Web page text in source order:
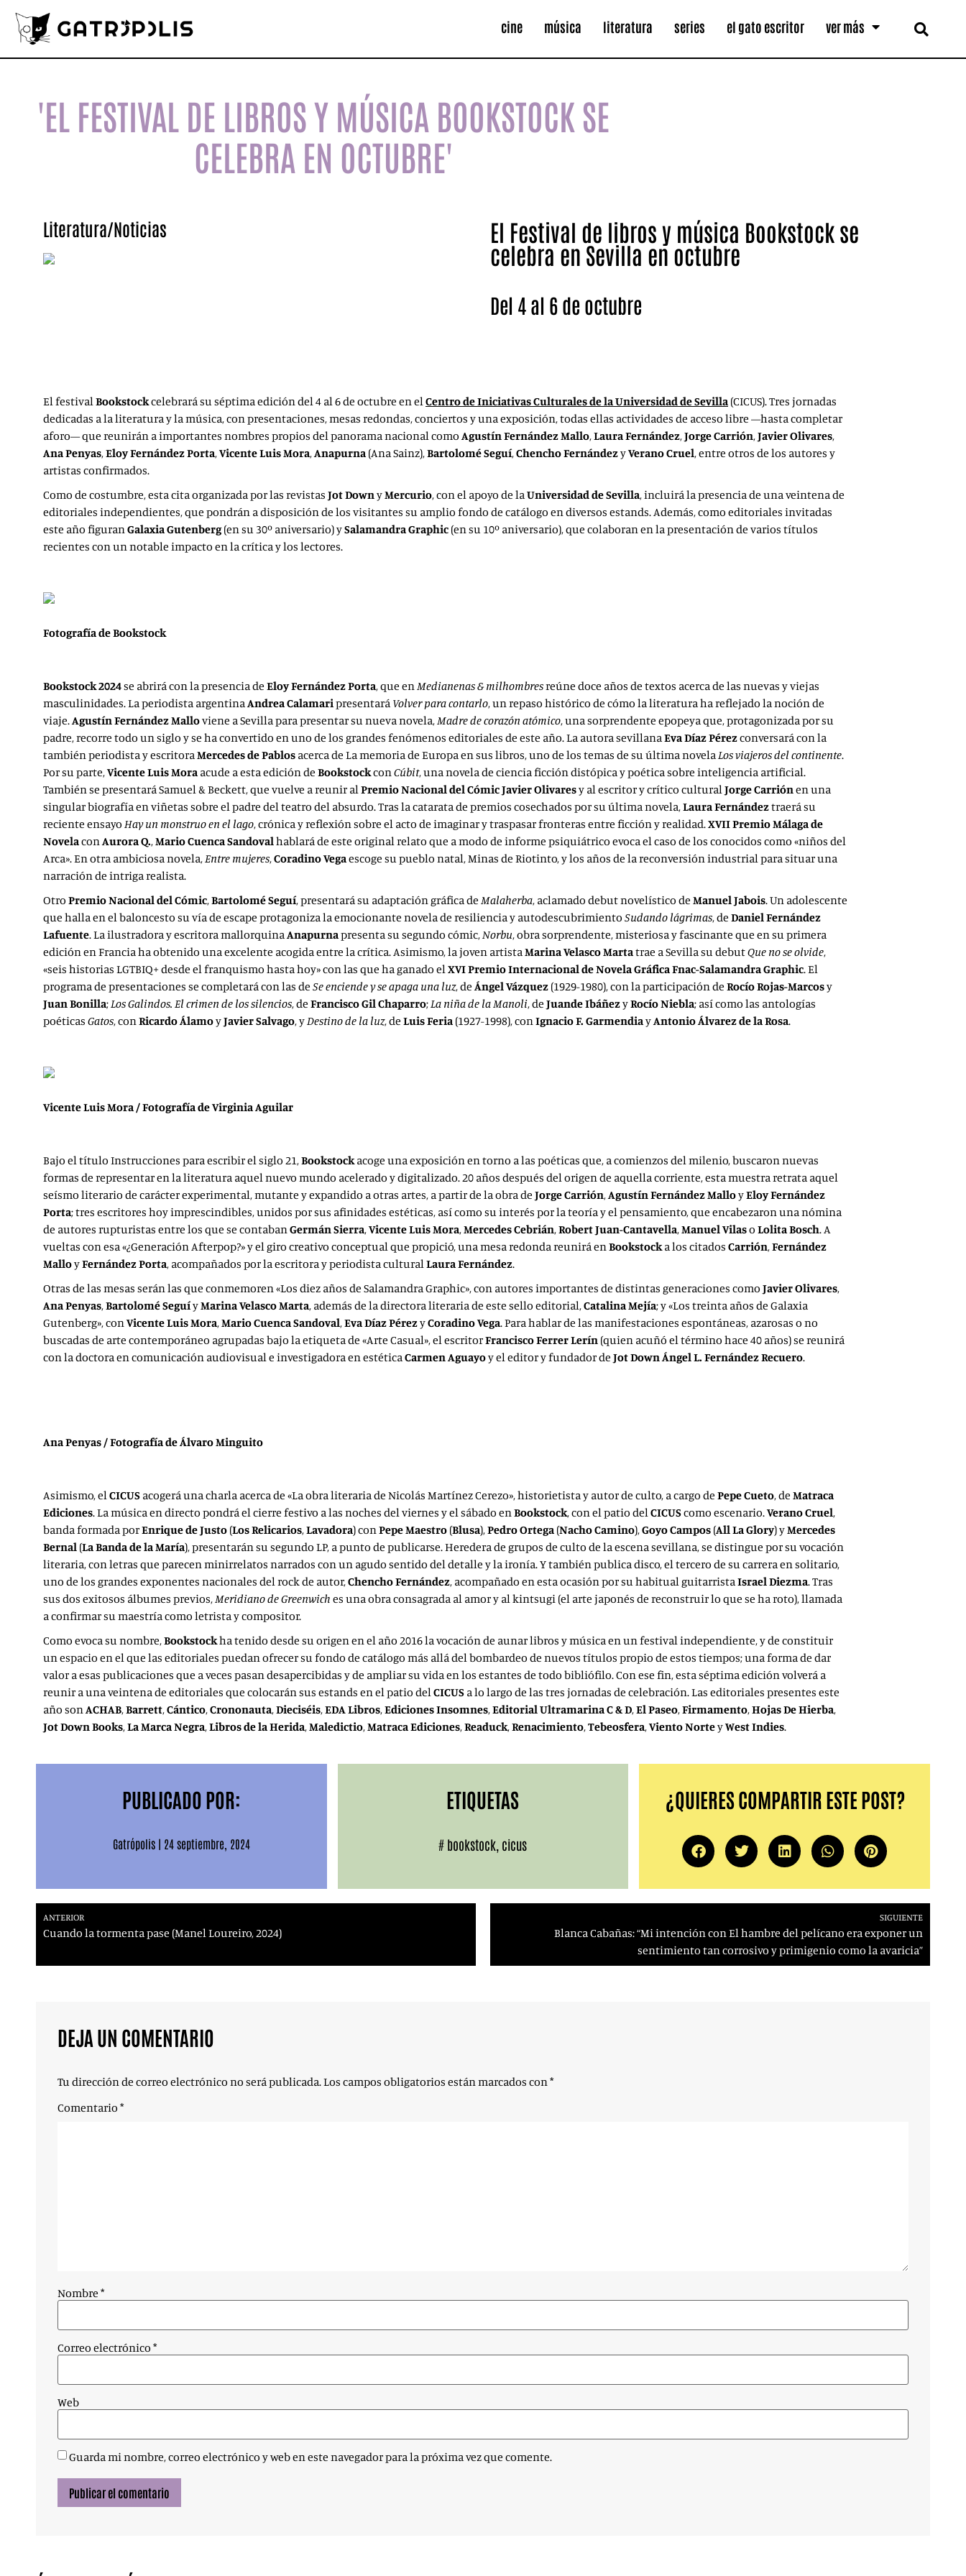
cine música literatura series el gato escritor ver más
'EL FESTIVAL DE LIBROS Y MÚSICA BOOKSTOCK SE
CELEBRA EN OCTUBRE'
Literatura/Noticias El Festival de libros y música Bookstock se
celebra en Sevilla en octubre
Del 4 al 6 de octubre
El festivalBookstockcelebrará su séptima edición del 4 al 6 de octubre en elCentro de Iniciativas Culturales de la Universidad de Sevilla (CICUS). Tres jornadas
dedicadas a la literatura y la música, con presentaciones, mesas redondas, conciertos y una exposición, todas ellas actividades de acceso libre —hasta completar
aforo— que reunirán a importantes nombres propios del panorama nacional comoAgustín Fernández Mallo,Laura Fernández,Jorge Carrión,Javier Olivares,
Ana Penyas,Eloy Fernández Porta,Vicente Luis Mora,Anapurna (Ana Sainz),Bartolomé Seguí,Chencho FernándezyVerano Cruel, entre otros de los autores y
artistas confirmados.
Como de costumbre, esta cita organizada por las revistas Jot DownyMercurio, con el apoyo de laUniversidad de Sevilla, incluirá la presencia de una veintena de
editoriales independientes, que pondrán a disposición de los visitantes su amplio fondo de catálogo en diversos estands. Además, como editoriales invitadas
este año figuranGalaxia Gutenberg(en su 30º aniversario) ySalamandra Graphic (en su 10º aniversario), que colaboran en la presentación de varios títulos
recientes con un notable impacto en la crítica y los lectores.
Fotografía de Bookstock
Bookstock 2024se abrirá con la presencia de Eloy Fernández Porta, que enMedianenas & milhombresreúne doce años de textos acerca de las nuevas y viejas
masculinidades. La periodista argentinaAndrea Calamaripresentará Volver para contarlo, un repaso histórico de cómo la literatura ha reflejado la noción de
viaje.Agustín Fernández Malloviene a Sevilla para presentar su nueva novela,Madre de corazón atómico, una sorprendente epopeya que, protagonizada por su
padre, recorre todo un siglo y se ha convertido en uno de los grandes fenómenos editoriales de este año. La autora sevillanaEva Díaz Pérezconversará con la
también periodista y escritoraMercedes de Pablos acerca de La memoria de Europa en sus libros, uno de los temas de su última novelaLos viajeros del continente.
Por su parte,Vicente Luis Mora acude a esta edición de BookstockconCúbit, una novela de ciencia ficción distópica y poética sobre inteligencia artificial.
También se presentará Samuel & Beckett, que vuelve a reunir alPremio Nacional del CómicJavier Olivaresy al escritor y crítico culturalJorge Carriónen una
singular biografía en viñetas sobre el padre del teatro del absurdo. Tras la catarata de premios cosechados por su última novela,Laura Fernándeztraerá su
reciente ensayo Hay un monstruo en el lago, crónica y reflexión sobre el acto de imaginar y traspasar fronteras entre ficción y realidad.XVII Premio Málaga de
NovelaconAurora Q.,Mario Cuenca Sandovalhablará de este original relato que a modo de informe psiquiátrico evoca el caso de los conocidos como «niños del
Arca». En otra ambiciosa novela,Entre mujeres,Coradino Vegaescoge su pueblo natal, Minas de Riotinto, y los años de la reconversión industrial para situar una
narración de intriga realista.
Otro Premio Nacional del Cómic,Bartolomé Seguí, presentará su adaptación gráfica de Malaherba, aclamado debut novelístico de Manuel Jabois. Un adolescente
que halla en el baloncesto su vía de escape protagoniza la emocionante novela de resiliencia y autodescubrimiento Sudando lágrimas, de Daniel Fernández
Lafuente. La ilustradora y escritora mallorquinaAnapurnapresenta su segundo cómic,Norbu, obra sorprendente, misteriosa y fascinante que en su primera
edición en Francia ha obtenido una excelente acogida entre la crítica. Asimismo, la joven artistaMarina Velasco Martatrae a Sevilla su debutQue no se olvide,
«seis historias LGTBIQ+ desde el franquismo hasta hoy» con las que ha ganado elXVI Premio Internacional de Novela Gráfica Fnac-Salamandra Graphic. El
programa de presentaciones se completará con las de Se enciende y se apaga una luz, deÁngel Vázquez (1929-1980), con la participación de Rocío Rojas-Marcosy
Juan Bonilla;Los Galindos. El crimen de los silencios, de Francisco Gil Chaparro;La niña de la Manoli, de Juande IbáñezyRocío Niebla; así como las antologías
poéticas Gatos, conRicardo ÁlamoyJavier Salvago, yDestino de la luz, de Luis Feria (1927-1998), conIgnacio F. GarmendiayAntonio Álvarez de la Rosa.
Vicente Luis Mora / Fotografía de Virginia Aguilar
Bajo el título Instrucciones para escribir el siglo 21,Bookstockacoge una exposición en torno a las poéticas que, a comienzos del milenio, buscaron nuevas
formas de representar en la literatura aquel nuevo mundo acelerado y digitalizado. 20 años después del origen de aquella corriente, esta muestra retrata aquel
seísmo literario de carácter experimental, mutante y expandido a otras artes, a partir de la obra de Jorge Carrión,Agustín Fernández MalloyEloy Fernández
Porta; tres escritores hoy imprescindibles, unidos por sus afinidades estéticas, así como su interés por la teoría y el pensamiento, que encabezaron una nómina
de autores rupturistas entre los que se contabanGermán Sierra,Vicente Luis Mora,Mercedes Cebrián,Robert Juan-Cantavella,Manuel Vilaso Lolita Bosch. A
vueltas con esa «¿Generación Afterpop?» y el giro creativo conceptual que propició, una mesa redonda reunirá enBookstocka los citados Carrión,Fernández
MalloyFernández Porta, acompañados por la escritora y periodista culturalLaura Fernández.
Otras de las mesas serán las que conmemoren «Los diez años de Salamandra Graphic», con autores importantes de distintas generaciones como Javier Olivares,
Ana Penyas,Bartolomé SeguíyMarina Velasco Marta, además de la directora literaria de este sello editorial,Catalina Mejía; y «Los treinta años de Galaxia
Gutenberg», conVicente Luis Mora,Mario Cuenca Sandoval,Eva Díaz PérezyCoradino Vega. Para hablar de las manifestaciones espontáneas, azarosas o no
buscadas de arte contemporáneo agrupadas bajo la etiqueta de «Arte Casual», el escritorFrancisco Ferrer Lerín (quien acuñó el término hace 40 años) se reunirá
con la doctora en comunicación audiovisual e investigadora en estéticaCarmen Aguayoy el editor y fundador de Jot DownÁngel L. FernándezRecuero.
Ana Penyas / Fotografía de Álvaro Minguito
Asimismo, elCICUS acogerá una charla acerca de «La obra literaria de Nicolás Martínez Cerezo», historietista y autor de culto, a cargo de Pepe Cueto, de Matraca
Ediciones. La música en directo pondrá el cierre festivo a las noches del viernes y el sábado enBookstock, con el patio delCICUScomo escenario.Verano Cruel,
banda formada porEnrique de Justo (Los Relicarios,Lavadora) conPepe Maestro (Blusa),Pedro Ortega (Nacho Camino),Goyo Campos (All La Glory) yMercedes
Bernal (La Banda de la María), presentarán su segundo LP, a punto de publicarse. Heredera de grupos de culto de la escena sevillana, se distingue por su vocación
literaria, con letras que parecen minirrelatos narrados con un agudo sentido del detalle y la ironía. Y también publica disco, el tercero de su carrera en solitario,
uno de los grandes exponentes nacionales del rock de autor,Chencho Fernández, acompañado en esta ocasión por su habitual guitarristaIsrael Diezma. Tras
sus dos exitosos álbumes previos,Meridiano de Greenwich es una obra consagrada al amor y al kintsugi (el arte japonés de reconstruir lo que se ha roto), llamada
a confirmar su maestría como letrista y compositor.
Como evoca su nombre,Bookstockha tenido desde su origen en el año 2016 la vocación de aunar libros y música en un festival independiente, y de constituir
un espacio en el que las editoriales puedan ofrecer su fondo de catálogo más allá del bombardeo de nuevos títulos propio de estos tiempos; una forma de dar
valor a esas publicaciones que a veces pasan desapercibidas y de ampliar su vida en los estantes de todo bibliófilo. Con ese fin, esta séptima edición volverá a
reunir a una veintena de editoriales que colocarán sus estands en el patio delCICUS a lo largo de las tres jornadas de celebración. Las editoriales presentes este
año sonACHAB,Barrett,Cántico,Crononauta,Dieciséis,EDA Libros,Ediciones Insomnes,Editorial Ultramarina C & D,El Paseo,Firmamento,Hojas De Hierba,
Jot Down Books,La Marca Negra,Libros de la Herida,Maledictio,Matraca Ediciones,Readuck,Renacimiento,Tebeosfera,Viento NorteyWest Indies.
PUBLICADO POR:
Gatrópolis | 24 septiembre, 2024
ETIQUETAS
# bookstock cicus
¿QUIERES COMPARTIR ESTE POST?
ANTERIOR
Cuando la tormenta pase (Manel Loureiro, 2024)
SIGUIENTE
Blanca Cabañas: “Mi intención con El hambre del pelícano era exponer un
sentimiento tan corrosivo y primigenio como la avaricia”
DEJA UN COMENTARIO
Tu dirección de correo electrónico no será publicada.Los campos obligatorios están marcados con*
Comentario *
Nombre *
Correo electrónico *
Web
Guarda mi nombre, correo electrónico y web en este navegador para la próxima vez que comente.